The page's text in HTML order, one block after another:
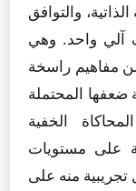
والتوافق
آلي واحد. وهي
مفاهيم راسخة
المحتملة
الخفية
على مستويات
تجريبية منه على